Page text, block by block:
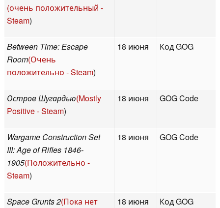
(очень положительный -
Steam)
Between Time: Escape
Room(Очень
положительно - Steam)
18 июня Код GOG
Остров Шугардью(Mostly
Positive - Steam)
18 июня GOG Code
Wargame Construction Set
III: Age of Rifles 1846-
1905(Положительно -
Steam)
18 июня GOG Code
Space Grunts 2(Пока нет
18 июня Код GOG